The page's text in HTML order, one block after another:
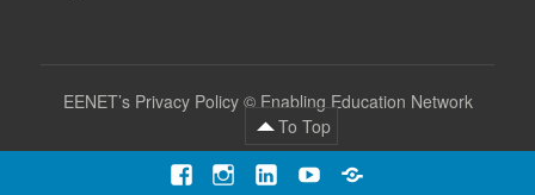
EENET’s Privacy Policy© Enabling Education Network
To Top
FacebookInstagram
LinkedInYouTubeContact